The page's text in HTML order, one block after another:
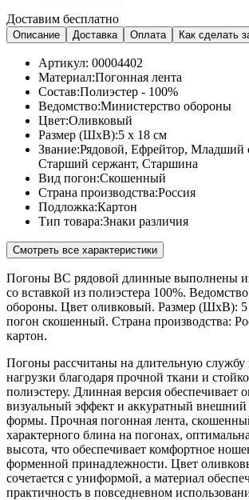
Доставим бесплатно
Описание Доставка Оплата Как сделать
Артикул: 00004402
Материал:Погонная лента
Состав:Полиэстер - 100%
Ведомство:Министерство обороны
Цвет:Оливковый
Размер (ШхВ):5 x 18 см
Звание:Рядовой, Ефрейтор, Младший
Старший сержант, Старшина
Вид погон:Скошенный
Страна производства:Россия
Подложка:Картон
Тип товара:Знаки различия
Смотреть все характеристики
Погоны ВС рядовой длинные выполнены
со вставкой из полиэстера 100%.
обороны. Цвет оливковый. Размер (ШхВ):
погон скошенный. Страна производства:
картон.
Погоны рассчитаны на длительную
нагрузки благодаря прочной ткани и
полиэстеру. Длинная версия обеспечивает
визуальный эффект и аккуратный внешний
формы. Прочная погонная лента,
характерного блина на погонах,
высота, что обеспечивает комфортное
форменной принадлежности. Цвет
сочетается с униформой, а материал
практичность в повседневном